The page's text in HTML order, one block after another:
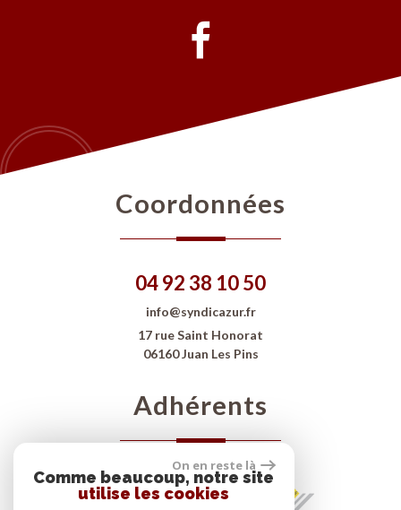
Coordonnées
04 92 38 10 50
info@syndicazur.fr
17 rue Saint Honorat
06160 Juan Les Pins
Adhérents
On en reste là
Comme beaucoup, notre site
utilise les cookies